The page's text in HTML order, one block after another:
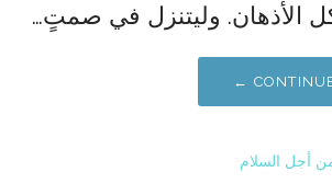
الأذهان. وليتنزل في صمتٍ…
من أجل السلام